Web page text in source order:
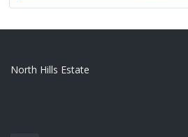
North Hills Estate